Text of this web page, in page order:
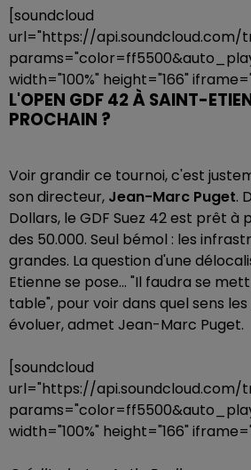
[soundcloud
url="https://api.soundcloud.com/
width="100%" height="166"
L'OPEN GDF 42 À SAINT-
PROCHAIN ?
Voir grandir ce tournoi, c'est
son directeur, Jean-Marc Puget.
Dollars, le GDF Suez 42 est prêt à
des 50.000. Seul bémol : les
grandes. La question d'une
Etienne se pose... "Il faudra se
table", pour voir dans quel sens
évoluer, admet Jean-Marc Puget.
[soundcloud
url="https://api.soundcloud.com/
width="100%" height="166"